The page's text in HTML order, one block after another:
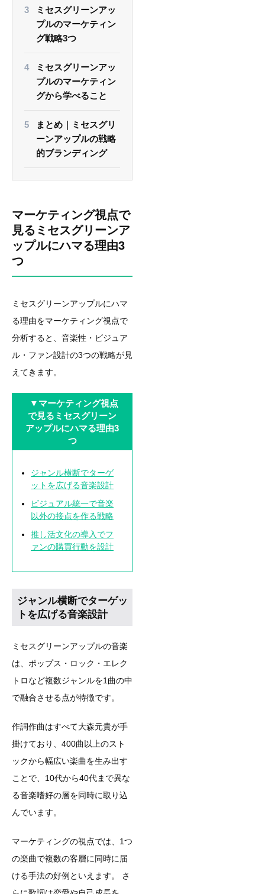
ミセスグリーンアッ
プルのマーケティン
グ戦略3つ
ミセスグリーンアッ
プルのマーケティン
グから学べること
まとめ｜ミセスグリ
ーンアップルの戦略
的ブランディング
マーケティング視点で
見るミセスグリーンア
ップルにハマる理由3
つ
ミセスグリーンアップルにハマ
る理由をマーケティング視点で
分析すると、音楽性・ビジュア
ル・ファン設計の3つの戦略が見
えてきます。
▼ マーケティング視点
で見るミセスグリーン
アップルにハマる理由3
つ
ジャンル横断でターゲ
ットを広げる音楽設計
ビジュアル統一で音楽
以外の接点を作る戦略
推し活文化の導入でフ
ァンの購買行動を設計
ジャンル横断でターゲッ
トを広げる音楽設計
ミセスグリーンアップルの音楽
は、ポップス・ロック・エレク
トロなど複数ジャンルを1曲の中
で融合させる点が特徴です。
作詞作曲はすべて大森元貴が手
掛けており、400曲以上のスト
ックから幅広い楽曲を生み出す
ことで、10代から40代まで異な
る音楽嗜好の層を同時に取り込
んでいます。
マーケティングの視点では、1つ
の楽曲で複数の客層に同時に届
ける手法の好例といえます。 さ